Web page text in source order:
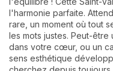
l'harmonie parfaite.
rare, un moment où tout
les mots justes. Peut-
dans votre cœur, ou un
sens esthétique